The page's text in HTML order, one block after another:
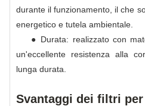
durante il funzionamento, il che
energetico e tutela ambientale.
● Durata: realizzato con
un'eccellente resistenza alla
lunga durata.
Svantaggi dei filtri